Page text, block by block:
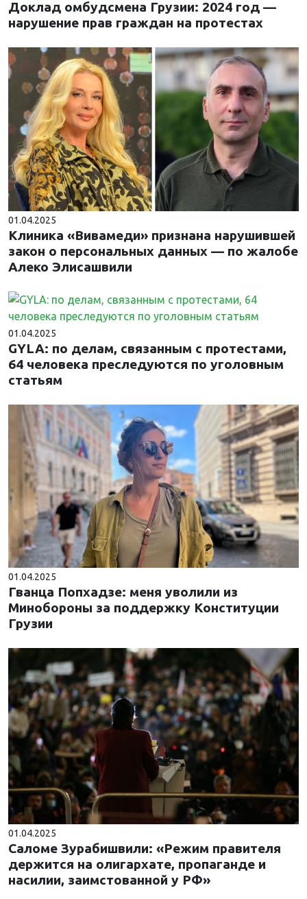
Доклад омбудсмена Грузии: 2024 год —
нарушение прав граждан на протестах
01.04.2025
Клиника «Вивамеди» признана нарушившей
закон о персональных данных — по жалобе
Алеко Элисашвили
01.04.2025
GYLA: по делам, связанным с протестами,
64 человека преследуются по уголовным
статьям
01.04.2025
Гванца Попхадзе: меня уволили из
Минобороны за поддержку Конституции
Грузии
01.04.2025
Саломе Зурабишвили: «Режим правителя
держится на олигархате, пропаганде и
насилии, заимстованной у РФ»